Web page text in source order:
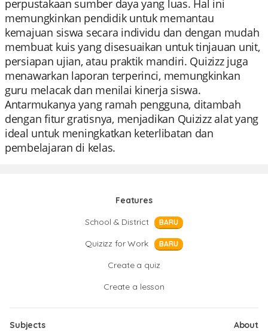
perpustakaan sumber daya yang luas. Hal ini
memungkinkan pendidik untuk memantau
kemajuan siswa secara individu dan dengan mudah
membuat kuis yang disesuaikan untuk tinjauan unit,
persiapan ujian, atau praktik mandiri. Quizizz juga
menawarkan laporan terperinci, memungkinkan
guru melacak dan menilai kinerja siswa.
Antarmukanya yang ramah pengguna, ditambah
dengan fitur gratisnya, menjadikan Quizizz alat yang
ideal untuk meningkatkan keterlibatan dan
pembelajaran di kelas.
Features
School & District
BARU
Quizizz for Work BARU
Create a quiz
Create a lesson
Subjects
About